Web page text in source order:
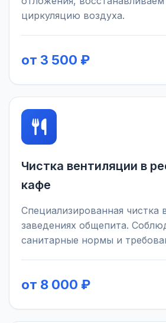
циркуляцию воздуха.
от 3 500 ₽
Чистка вентиляции в
кафе
Специализированная чистка
заведениях общепита.
санитарные нормы и
от 8 000 ₽